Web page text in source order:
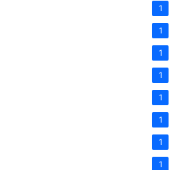
1
1
1
1
1
1
1
1